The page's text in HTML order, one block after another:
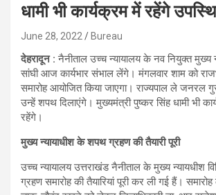
धामी भी कार्यक्रम में रहेंगे
June 28, 2022 Bureau
देहरादून : नैनीताल उच्च न्यायालय के नव नियुक्त मुख्य
सांघी आज कार्यभार संभाल लेंगे। मंगलवार शाम को
समारोह आयोजित किया जाएगा। राज्यपाल ले जनरल
उन्‍हें शपथ दिलाएंगे। मुख्यमंत्री पुष्कर सिंह धामी भी
रहेंगे।
मुख्य न्यायाधीश के शपथ ग्रहण की तैयारी पूरी
उच्च न्यायालय उत्तराखंड नैनीताल के मुख्य न्यायधीश
ग्रहण समारोह की तैयारियां पूरी कर ली गई हैं। समारोह